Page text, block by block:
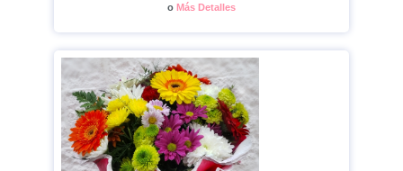
o Más Detalles